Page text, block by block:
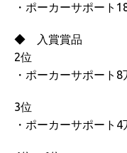
・ポーカーサポート
◆ 入賞賞品
2位
・ポーカーサポート8
3位
・ポーカーサポート4